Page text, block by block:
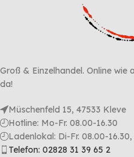
Groß & Einzelhandel. Online
da!
Müschenfeld 15, 47533 Kleve
Hotline: Mo-Fr. 08.00-16.30
Ladenlokal: Di-Fr. 08.00-16.30,
Telefon: 02828 31 39 65 2